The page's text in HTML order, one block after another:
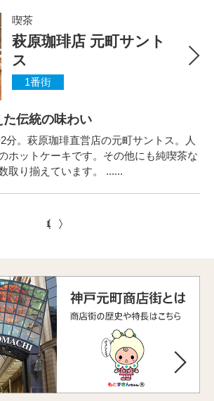
喫茶
萩原珈琲店 元町サント
ス
1番街
伝統の味わい
分。萩原珈琲直営店の元町サントス。人
ホットケーキです。その他にも純喫茶な
取り揃えています。 ......
1